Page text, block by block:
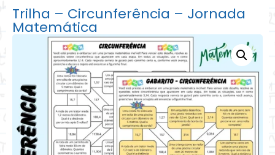
Trilha – Circunferência – Jornada
Matemática